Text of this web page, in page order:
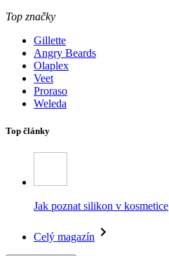
Top značky
Gillette
Angry Beards
Olaplex
Veet
Proraso
Weleda
Top články
Jak poznat silikon v kosmetice
Celý magazín